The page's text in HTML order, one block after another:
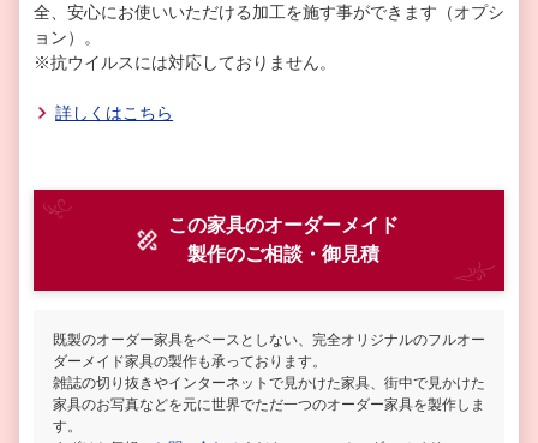
全、安心にお使いいただける加工を施す事ができます（オプシ
ョン）。
※抗ウイルスには対応しておりません。
詳しくはこちら
この家具のオーダーメイド
製作のご相談・御見積
既製のオーダー家具をベースとしない、完全オリジナルのフルオー
ダーメイド家具の製作も承っております。
雑誌の切り抜きやインターネットで見かけた家具、街中で見かけた
家具のお写真などを元に世界でただ一つのオーダー家具を製作しま
す。